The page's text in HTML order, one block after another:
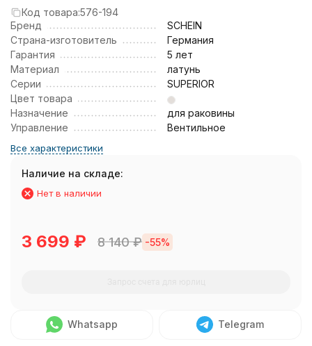
Код товара:576-194
Бренд
SCHEIN
Страна-изготовитель
Германия
Гарантия
5 лет
Материал
латунь
Серии
SUPERIOR
Цвет товара
Назначение
для раковины
Управление
Вентильное
Все характеристики
Наличие на складе:
Нет в наличии
3 699 ₽ 8 140₽ -55%
Whatsapp Telegram